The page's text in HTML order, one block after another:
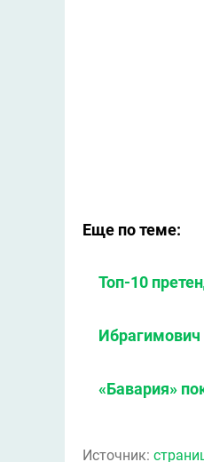
Еще по теме:
Топ-10
Ибрагимович
«Бавария»
Источник: